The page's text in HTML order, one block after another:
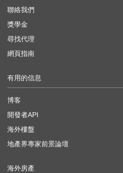
聯絡我們
獎學金
尋找代理
網頁指南
有用的信息
博客
開發者API
海外樓盤
地產界專家前景論壇
海外房產